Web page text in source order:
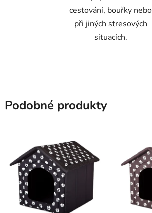
cestování, bouřky nebo
při jiných stresových
situacích.
Podobné produkty